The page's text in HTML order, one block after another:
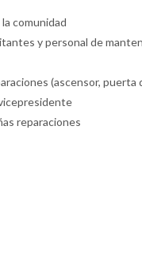
comunidad
y personal de
(ascensor, puerta
reparaciones